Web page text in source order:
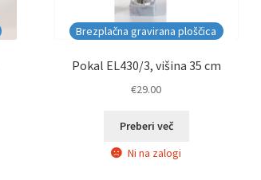
Brezplačna gravirana ploščica
Pokal EL430/3, višina 35 cm
€29.00
Preberi več
Ni na zalogi